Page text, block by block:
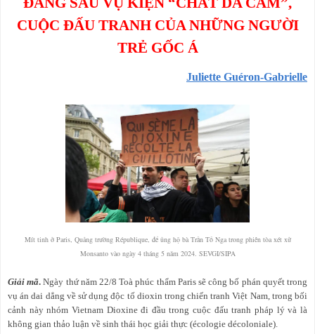
CUỘC ĐẤU TRANH CỦA NHỮNG NGƯỜI
TRẺ GỐC Á
Juliette Guéron-Gabrielle
Mít tinh ở Paris, Quảng trường République, để ủng hộ bà Trần Tố Nga trong phiên tòa xét xử
Monsanto vào ngày 4 tháng 5 năm 2024. SEVGI/SIPA
Giải mã. Ngày thứ năm 22/8 Toà phúc thẩm Paris sẽ công bố phán quyết trong
vụ án dai dẳng về sử dụng độc tố dioxin trong chiến tranh Việt Nam, trong bối
cảnh này nhóm Vietnam Dioxine đi đầu trong cuộc đấu tranh pháp lý và là
không gian thảo luận về sinh thái học giải thực (écologie décoloniale).